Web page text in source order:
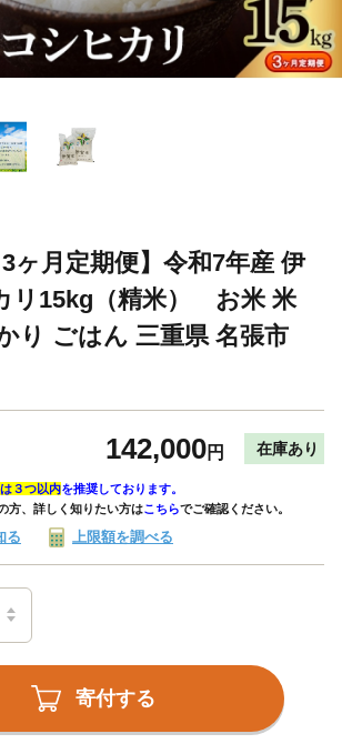
3ヶ月定期便】令和7年産 伊
リ15kg（精米） お米 米
り ごはん 三重県 名張市
142,000円 在庫あり
３つ以内を推奨しております。
方、詳しく知りたい方はこちらでご確認ください。
る 上限額を調べる
寄付する